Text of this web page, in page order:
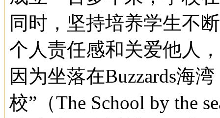
同时，坚持培养学生不
个人责任感和关爱他人
因为坐落在Buzzards海
校”（The School by the